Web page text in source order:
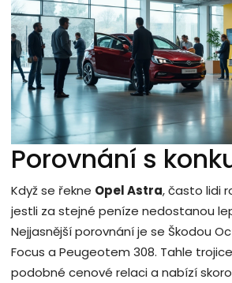
Porovnání s
Když se řekne Opel Astra, často lidi
jestli za stejné peníze nedostanou
Nejjasnější porovnání je se Škodou
Focus a Peugeotem 308. Tahle
podobné cenové relaci a nabízí